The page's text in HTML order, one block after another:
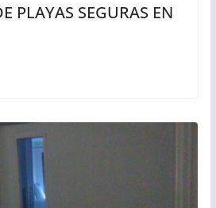
PLAYAS SEGURAS EN